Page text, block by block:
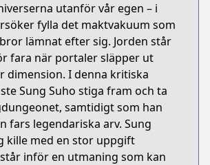
utanför vår egen – i
fylla det maktvakuum som
lämnat efter sig. Jorden står
fara när portaler släpper ut
dimension. I denna kritiska
Sung Suho stiga fram och ta
samtidigt som han
fars legendariska arv. Sung
kille med en stor uppgift
inför en utmaning som kan